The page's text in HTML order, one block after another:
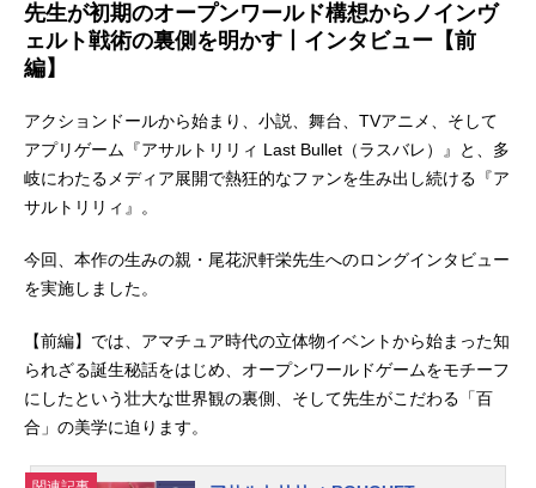
先生が初期のオープンワールド構想からノインヴ
ェルト戦術の裏側を明かす丨インタビュー【前
編】
アクションドールから始まり、小説、舞台、TVアニメ、そして
アプリゲーム『アサルトリリィ Last Bullet（ラスバレ）』と、多
岐にわたるメディア展開で熱狂的なファンを生み出し続ける『ア
サルトリリィ』。
今回、本作の生みの親・尾花沢軒栄先生へのロングインタビュー
を実施しました。
【前編】では、アマチュア時代の立体物イベントから始まった知
られざる誕生秘話をはじめ、オープンワールドゲームをモチーフ
にしたという壮大な世界観の裏側、そして先生がこだわる「百
合」の美学に迫ります。